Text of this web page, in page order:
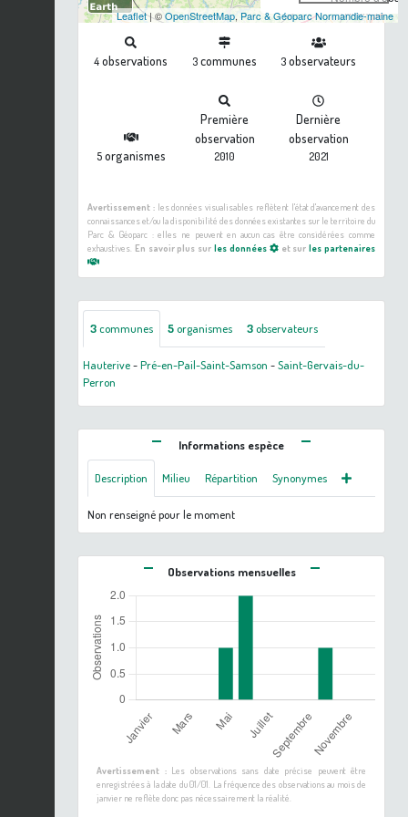
Leaflet| ©OpenStreetMap, Parc & Géoparc Normandie-maine
4observations 3communes 3observateurs
5organismes
Première
observation
2010
Dernière
observation
2021
Avertissement :les données visualisables reflètent l'état d'avancement des
connaissances et/ou la disponibilité des données existantes sur le territoire du
Parc & Géoparc : elles ne peuvent en aucun cas être considérées comme
exhaustives. En savoir plus sur les données et surles partenaires
3communes 5organismes 3observateurs
Hauterive-Pré-en-Pail-Saint-Samson -Saint-Gervais-du-
Perron
Informations espèce
Description Milieu Répartition Synonymes
Non renseigné pour le moment
Observations mensuelles
Avertissement :Les observations sans date précise peuvent être
enregistrées à la date du 01/01. La fréquence des observations au mois de
janvier ne reflète donc pas nécessairement la réalité.